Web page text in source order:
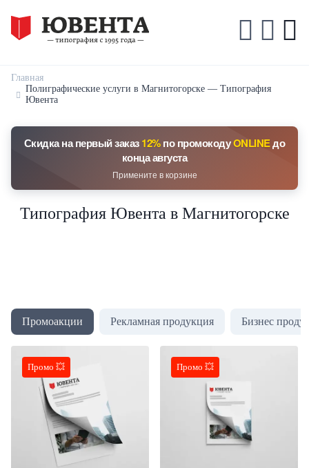
Главная
Полиграфические услуги в Магнитогорске — Типография
Ювента
Скидка на первый заказ12%по промокодуONLINEдо
конца августа
Примените в корзине
Типография Ювента в Магнитогорске
Промоакции Рекламная продукция Бизнес
Промо 💥 Промо 💥